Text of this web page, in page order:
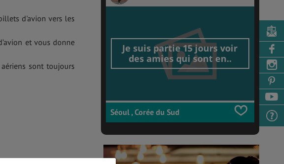
d'avion vers les
et vous donne
sont toujours
Je suis partie 15 jours voir
des amies qui sont en..
Séoul , Corée du Sud